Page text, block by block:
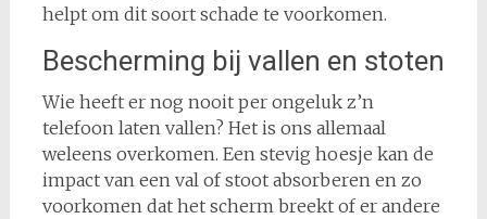
helpt om dit soort schade te voorkomen.
Bescherming bij vallen en stoten
Wie heeft er nog nooit per ongeluk z’n
telefoon laten vallen? Het is ons allemaal
weleens overkomen. Een stevig hoesje kan de
impact van een val of stoot absorberen en zo
voorkomen dat het scherm breekt of er andere